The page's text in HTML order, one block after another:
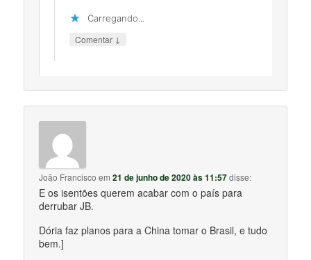
Carregando...
Comentar ↓
João Francisco em21 de junho de 2020 às 11:57disse:
E os isentões querem acabar com o país para
derrubar JB.
Dória faz planos para a China tomar o Brasil, e tudo
bem.]